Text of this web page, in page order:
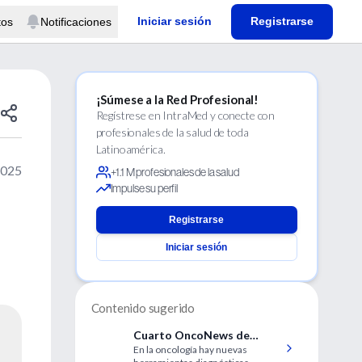
Notificaciones Iniciar sesión Registrarse
¡Súmese a la Red Profesional!
Regístrese en IntraMed y conecte con
profesionales de la salud de toda
Latinoamérica.
+1.1 M profesionales de la salud
Impulse su perfil
Registrarse
Iniciar sesión
Contenido sugerido
Cuarto OncoNews de
IntraMed
En la oncología hay nuevas